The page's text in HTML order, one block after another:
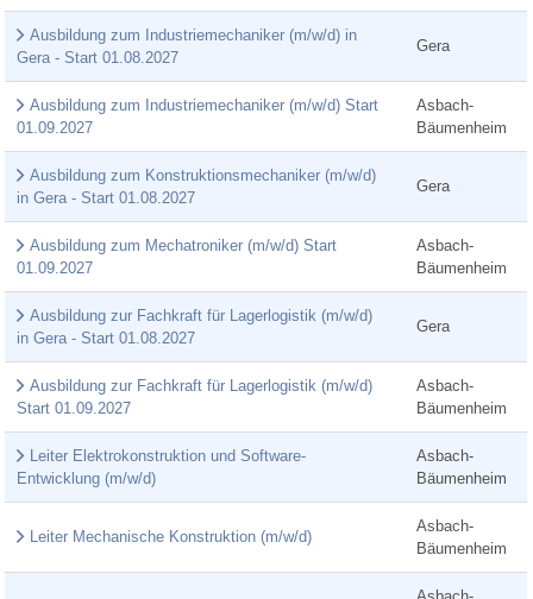
Ausbildung zum Industriemechaniker (m/w/d) in
Gera - Start 01.08.2027
Gera
Ausbildung zum Industriemechaniker (m/w/d) Start
01.09.2027
Asbach-
Bäumenheim
Ausbildung zum Konstruktionsmechaniker (m/w/d)
in Gera - Start 01.08.2027
Gera
Ausbildung zum Mechatroniker (m/w/d) Start
01.09.2027
Asbach-
Bäumenheim
Ausbildung zur Fachkraft für Lagerlogistik (m/w/d)
in Gera - Start 01.08.2027
Gera
Ausbildung zur Fachkraft für Lagerlogistik (m/w/d)
Start 01.09.2027
Asbach-
Bäumenheim
Leiter Elektrokonstruktion und Software-
Entwicklung (m/w/d)
Asbach-
Bäumenheim
Leiter Mechanische Konstruktion (m/w/d)
Asbach-
Bäumenheim